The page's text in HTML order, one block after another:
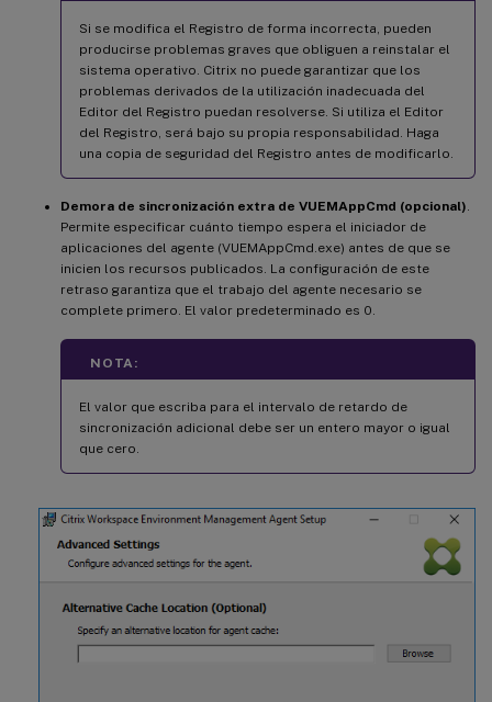
Si se modifica el Registro de forma incorrecta, pueden
producirse problemas graves que obliguen a reinstalar el
sistema operativo. Citrix no puede garantizar que los
problemas derivados de la utilización inadecuada del
Editor del Registro puedan resolverse. Si utiliza el Editor
del Registro, será bajo su propia responsabilidad. Haga
una copia de seguridad del Registro antes de modificarlo.
Demora de sincronización extra de VUEMAppCmd (opcional)
Permite especificar cuánto tiempo espera el iniciador de
aplicaciones del agente (VUEMAppCmd.exe) antes de que se
inicien los recursos publicados. La configuración de este
retraso garantiza que el trabajo del agente necesario se
complete primero. El valor predeterminado es 0.
NOTA:
El valor que escriba para el intervalo de retardo de
sincronización adicional debe ser un entero mayor o igual
que cero.